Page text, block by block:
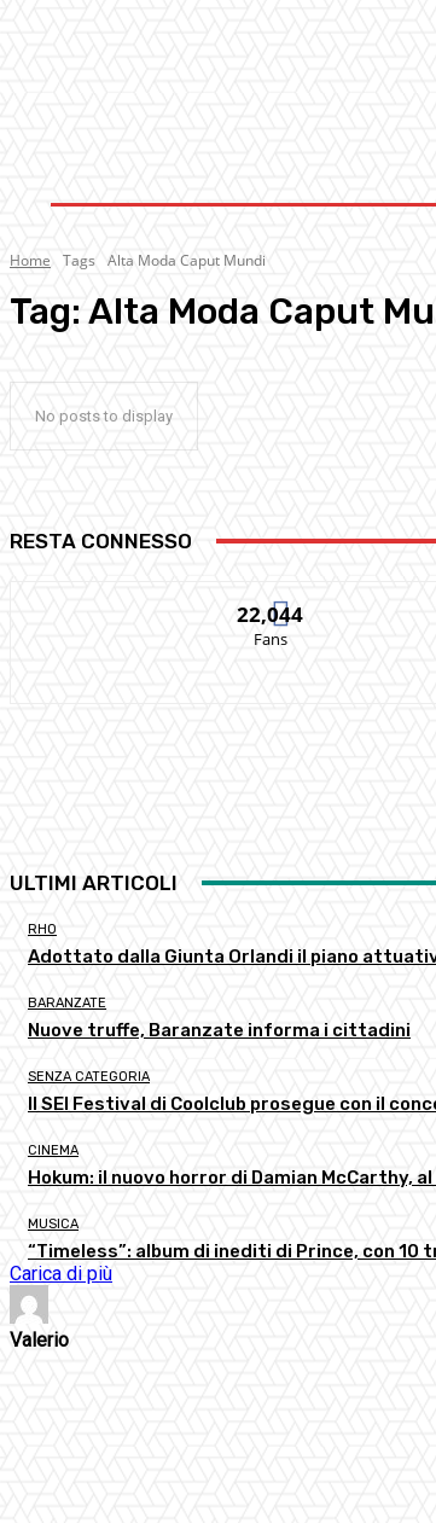
Home Tags Alta Moda Caput Mundi
Tag: Alta Moda Caput
No posts to display
RESTA CONNESSO
22,044
Fans
ULTIMI ARTICOLI
RHO
Adottato dalla Giunta Orlandi il piano
BARANZATE
Nuove truffe, Baranzate informa i cittadini
SENZA CATEGORIA
Il SEI Festival di Coolclub prosegue con il
CINEMA
Hokum: il nuovo horror di Damian McCarthy,
MUSICA
“Timeless”: album di inediti di Prince, con
Carica di più
Valerio